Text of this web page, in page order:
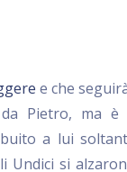
e che
Pietro, ma è
a lui
Undici si